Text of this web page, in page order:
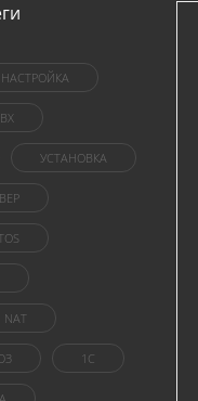
НАСТРОЙКА
УСТАНОВКА
NAT
1C